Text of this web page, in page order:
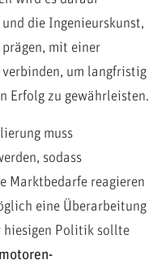
die Ingenieurskunst,
mit einer
um langfristig
Erfolg zu gewährleisten.
muss
sodass
Marktbedarfe reagieren
eine Überarbeitung
hiesigen Politik sollte